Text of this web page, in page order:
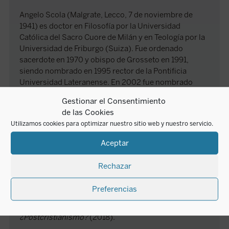
Gestionar el Consentimiento
de las Cookies
Utilizamos cookies para optimizar nuestro sitio web y nuestro servicio.
Aceptar
Rechazar
Preferencias
Angelo Scola (Malgrate, Lecco, 7 de noviembre de
1941) es doctor en Filosofía por la Universidad
Católica del Sacro Cuore de Milán y en Teología por la
Universidad de Friburgo (Suiza). Fue ordenado
sacerdote en 1970 y obispo de Grosseto en 1991,
siendo nombrado en 1995 rector de la Pontificia
Universidad Lateranense. En 2002 fue nombrado
cardenal en 2003. Fue nombrado arzobispo de Milán
por Benedicto XVI en 2011, pasando a ser arzobispo
emérito de Milán en julio de 2017.
Entre sus obras más importantes publicadas en
castellano por Encuentro destacan:
Balthasar: un estilo teológico
Una nueva laicidad
¿Postcristianismo?(2018).